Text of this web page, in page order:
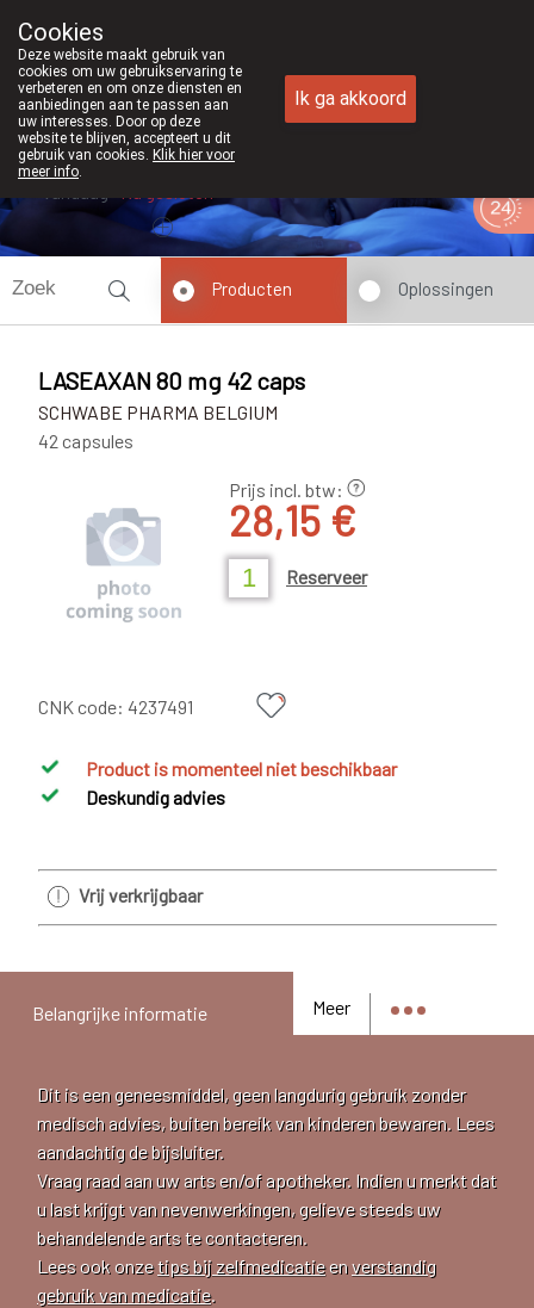
089/382429
Producten Oplossingen
LASEAXAN 80 mg 42 caps
SCHWABE PHARMA BELGIUM
42 capsules
Prijs incl. btw:
28,15 €
Reserveer
CNK code: 4237491
Product is momenteel niet beschikbaar
Deskundig advies
Vrij verkrijgbaar
Meer
Belangrijke informatie
Dit is een geneesmiddel, geen langdurig gebruik zonder
medisch advies, buiten bereik van kinderen bewaren. Lees
aandachtig de bijsluiter.
Vraag raad aan uw arts en/of apotheker. Indien u merkt dat
u last krijgt van nevenwerkingen, gelieve steeds uw
behandelende arts te contacteren.
Lees ook onzetips bij zelfmedicatieenverstandig
gebruik van medicatie.
Cookies
Deze website maakt gebruik van
cookies om uw gebruikservaring te
verbeteren en om onze diensten en
aanbiedingen aan te passen aan
uw interesses. Door op deze
website te blijven, accepteert u dit
gebruik van cookies. Klik hier voor
meer info.
Ik ga akkoord